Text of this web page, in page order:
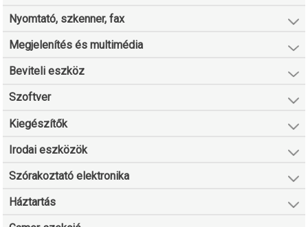
Nyomtató, szkenner, fax
Megjelenítés és multimédia
Beviteli eszköz
Szoftver
Kiegészítők
Irodai eszközök
Szórakoztató elektronika
Háztartás